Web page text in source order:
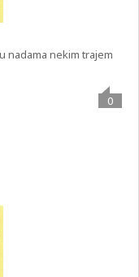
nadama nekim trajem
0